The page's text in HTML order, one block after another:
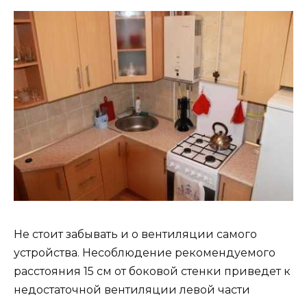
Не стоит забывать и о вентиляции самого
устройства. Несоблюдение рекомендуемого
расстояния 15 см от боковой стенки приведет к
недостаточной вентиляции левой части